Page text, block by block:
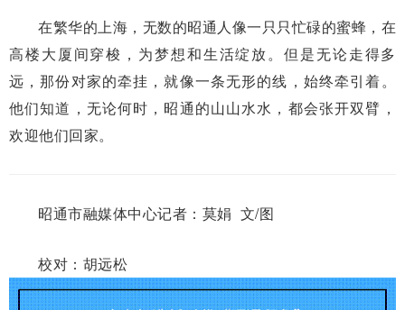
在繁华的上海，无数的昭通人像一只只忙碌的蜜蜂，在
高楼大厦间穿梭，为梦想和生活绽放。但是无论走得多
远，那份对家的牵挂，就像一条无形的线，始终牵引着。
他们知道，无论何时，昭通的山山水水，都会张开双臂，
欢迎他们回家。
昭通市融媒体中心记者：莫娟 文/图
校对：胡远松